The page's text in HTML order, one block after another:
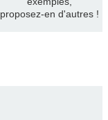
proposez-en d'autres !